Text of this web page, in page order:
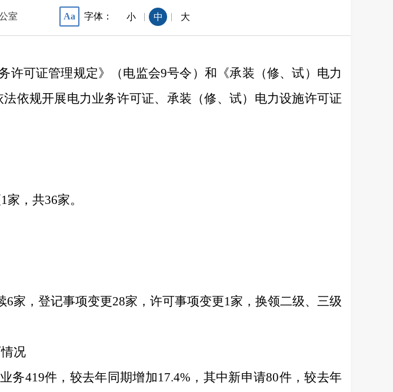
室 Aa 字体： 小 | 中 | 大
许可证管理规定》（电监会9号令）和《承装（修、试）电力
法依规开展电力业务许可证、承装（修、试）电力设施许可证
1家，共36家。
6家，登记事项变更28家，许可事项变更1家，换领二级、三级
况
务419件，较去年同期增加17.4% ，其中新申请80件，较去年